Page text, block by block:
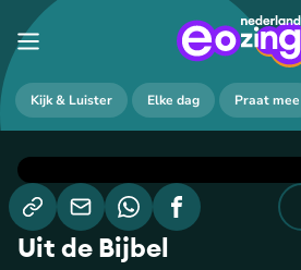
Kijk & Luister Elke dag Praat mee
Uit de Bijbel